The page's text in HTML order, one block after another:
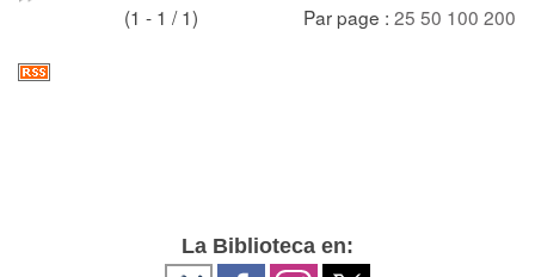
(1 - 1 / 1) Par page : 25 50 100 200
La Biblioteca en: